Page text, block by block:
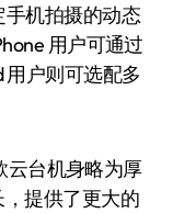
机拍摄的动态
用户可通过
用户则可选配多
云台机身略为厚
提供了更大的